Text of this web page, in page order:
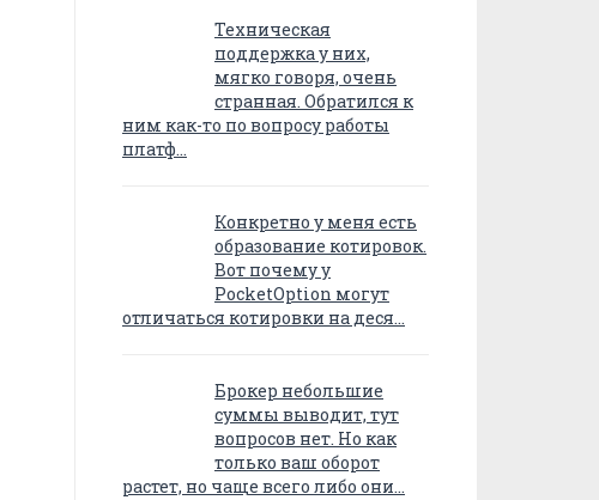
Техническая
поддержка у них,
мягко говоря, очень
странная. Обратился к
ним как-то по вопросу работы
платф…
Конкретно у меня есть
образование котировок.
Вот почему у
PocketOption могут
отличаться котировки на деся…
Брокер небольшие
суммы выводит, тут
вопросов нет. Но как
только ваш оборот
растет, но чаще всего либо они…